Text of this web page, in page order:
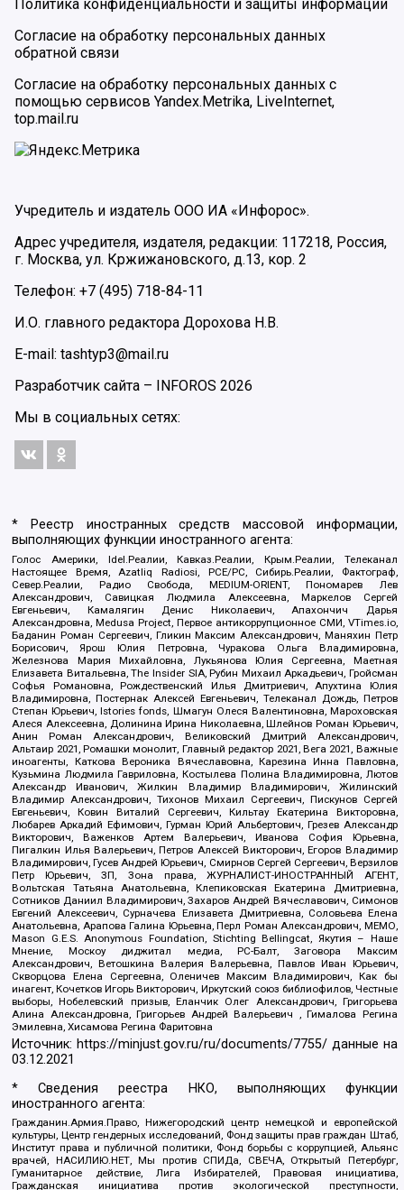
Политика конфиденциальности и защиты информации
Согласие на обработку персональных данных
обратной связи
Согласие на обработку персональных данных с
помощью сервисов Yandex.Metrika, LiveInternet,
top.mail.ru
Учредитель и издатель ООО ИА «Инфорос».
Адрес учредителя, издателя, редакции: 117218, Россия,
г. Москва, ул. Кржижановского, д.13, кор. 2
Телефон: +7 (495) 718-84-11
И.О. главного редактора Дорохова Н.В.
E-mail: tashtyp3@mail.ru
Разработчик сайта – INFOROS 2026
Мы в социальных сетях:
* Реестр иностранных средств массовой информации,
выполняющих функции иностранного агента:
Голос Америки, Idel.Реалии, Кавказ.Реалии, Крым.Реалии, Телеканал
Настоящее Время, Azatliq Radiosi, PCE/PC, Сибирь.Реалии, Фактограф,
Север.Реалии, Радио Свобода, MEDIUM-ORIENT, Пономарев Лев
Александрович, Савицкая Людмила Алексеевна, Маркелов Сергей
Евгеньевич, Камалягин Денис Николаевич, Апахончич Дарья
Александровна, Medusa Project, Первое антикоррупционное СМИ, VTimes.io,
Баданин Роман Сергеевич, Гликин Максим Александрович, Маняхин Петр
Борисович, Ярош Юлия Петровна, Чуракова Ольга Владимировна,
Железнова Мария Михайловна, Лукьянова Юлия Сергеевна, Маетная
Елизавета Витальевна, The Insider SIA, Рубин Михаил Аркадьевич, Гройсман
Софья Романовна, Рождественский Илья Дмитриевич, Апухтина Юлия
Владимировна, Постернак Алексей Евгеньевич, Телеканал Дождь, Петров
Степан Юрьевич, Istories fonds, Шмагун Олеся Валентиновна, Мароховская
Алеся Алексеевна, Долинина Ирина Николаевна, Шлейнов Роман Юрьевич,
Анин Роман Александрович, Великовский Дмитрий Александрович,
Альтаир 2021, Ромашки монолит, Главный редактор 2021, Вега 2021, Важные
иноагенты, Каткова Вероника Вячеславовна, Карезина Инна Павловна,
Кузьмина Людмила Гавриловна, Костылева Полина Владимировна, Лютов
Александр Иванович, Жилкин Владимир Владимирович, Жилинский
Владимир Александрович, Тихонов Михаил Сергеевич, Пискунов Сергей
Евгеньевич, Ковин Виталий Сергеевич, Кильтау Екатерина Викторовна,
Любарев Аркадий Ефимович, Гурман Юрий Альбертович, Грезев Александр
Викторович, Важенков Артем Валерьевич, Иванова София Юрьевна,
Пигалкин Илья Валерьевич, Петров Алексей Викторович, Егоров Владимир
Владимирович, Гусев Андрей Юрьевич, Смирнов Сергей Сергеевич, Верзилов
Петр Юрьевич, ЗП, Зона права, ЖУРНАЛИСТ-ИНОСТРАННЫЙ АГЕНТ,
Вольтская Татьяна Анатольевна, Клепиковская Екатерина Дмитриевна,
Сотников Даниил Владимирович, Захаров Андрей Вячеславович, Симонов
Евгений Алексеевич, Сурначева Елизавета Дмитриевна, Соловьева Елена
Анатольевна, Арапова Галина Юрьевна, Перл Роман Александрович, МЕМО,
Mason G.E.S. Anonymous Foundation, Stichting Bellingcat, Якутия – Наше
Мнение, Москоу диджитал медиа, РС-Балт, Заговора Максим
Александрович, Ветошкина Валерия Валерьевна, Павлов Иван Юрьевич,
Скворцова Елена Сергеевна, Оленичев Максим Владимирович, Как бы
инагент, Кочетков Игорь Викторович, Иркутский союз библиофилов, Честные
выборы, Нобелевский призыв, Еланчик Олег Александрович, Григорьева
Алина Александровна, Григорьев Андрей Валерьевич , Гималова Регина
Эмилевна, Хисамова Регина Фаритовна
Источник: https://minjust.gov.ru/ru/documents/7755/ данные на
03.12.2021
* Сведения реестра НКО, выполняющих функции
иностранного агента:
Гражданин.Армия.Право, Нижегородский центр немецкой и европейской
культуры, Центр гендерных исследований, Фонд защиты прав граждан Штаб,
Институт права и публичной политики, Фонд борьбы с коррупцией, Альянс
врачей, НАСИЛИЮ.НЕТ, Мы против СПИДа, СВЕЧА, Открытый Петербург,
Гуманитарное действие, Лига Избирателей, Правовая инициатива,
Гражданская инициатива против экологической преступности,